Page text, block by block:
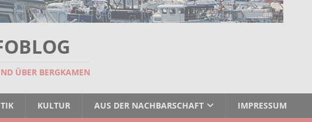
ÜBER BERGKAMEN
KULTUR AUS DER NACHBARSCHAFT IMPRESSUM